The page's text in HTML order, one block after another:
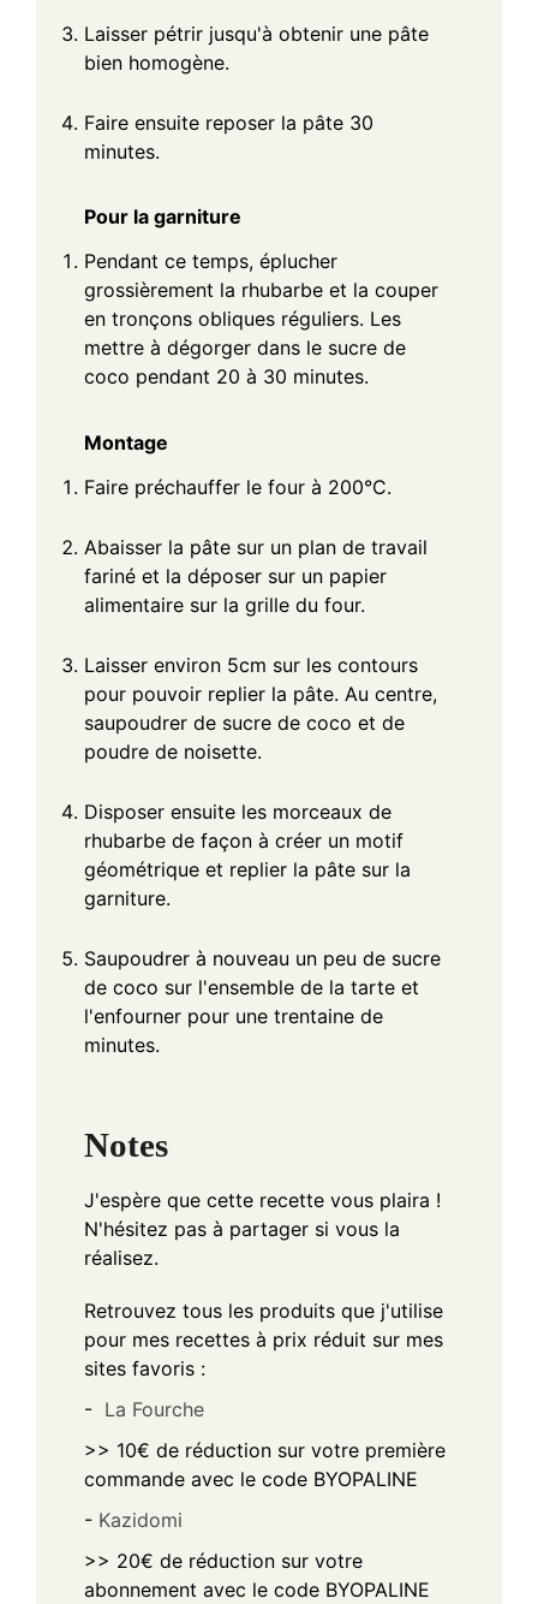
Laisser pétrir jusqu'à obtenir une pâte
bien homogène.
Faire ensuite reposer la pâte 30
minutes.
Pour la garniture
Pendant ce temps, éplucher
grossièrement la rhubarbe et la couper
en tronçons obliques réguliers. Les
mettre à dégorger dans le sucre de
coco pendant 20 à 30 minutes.
Montage
Faire préchauffer le four à 200°C.
Abaisser la pâte sur un plan de travail
fariné et la déposer sur un papier
alimentaire sur la grille du four.
Laisser environ 5cm sur les contours
pour pouvoir replier la pâte. Au centre,
saupoudrer de sucre de coco et de
poudre de noisette.
Disposer ensuite les morceaux de
rhubarbe de façon à créer un motif
géométrique et replier la pâte sur la
garniture.
Saupoudrer à nouveau un peu de sucre
de coco sur l'ensemble de la tarte et
l'enfourner pour une trentaine de
minutes.
Notes
J'espère que cette recette vous plaira !
N'hésitez pas à partager si vous la
réalisez.
Retrouvez tous les produits que j'utilise
pour mes recettes à prix réduit sur mes
sites favoris :
- La Fourche
>> 10€ de réduction sur votre première
commande avec le code BYOPALINE
- Kazidomi
>> 20€ de réduction sur votre
abonnement avec le code BYOPALINE